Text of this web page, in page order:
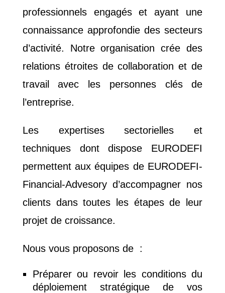
professionnels engagés et ayant une
connaissance approfondie des secteurs
d’activité. Notre organisation crée des
relations étroites de collaboration et de
travail avec les personnes clés de
l’entreprise.
Les expertises sectorielles et
techniques dont dispose EURODEFI
permettent aux équipes de EURODEFI-
Financial-Advesory d’accompagner nos
clients dans toutes les étapes de leur
projet de croissance.
Nous vous proposons de :
Préparer ou revoir les conditions du
déploiement stratégique de vos